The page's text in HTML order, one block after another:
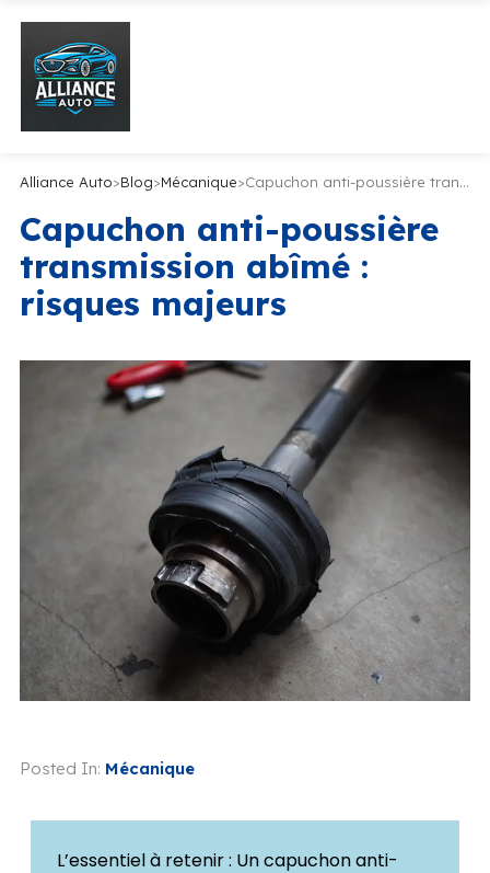
Alliance Auto>Blog>Mécanique> Capuchon anti-poussière transmission abîmé : risques majeurs
Capuchon anti-poussière
transmission abîmé :
risques majeurs
Posted In: Mécanique
L’essentiel à retenir : Un capuchon anti-